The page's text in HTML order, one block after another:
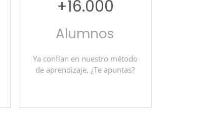
+16.000
Alumnos
Ya confían en nuestro método
de aprendizaje, ¿Te apuntas?